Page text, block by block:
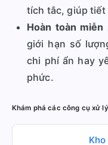
tích tắc, giúp tiết
Hoàn toàn miễn
giới hạn số
chi phí ẩn hay
phức.
Khám phá các công cụ xử